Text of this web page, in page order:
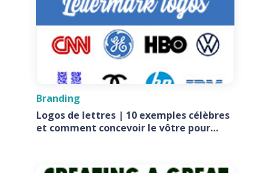
Branding
Logos de lettres | 10 exemples célèbres
et comment concevoir le vôtre pour